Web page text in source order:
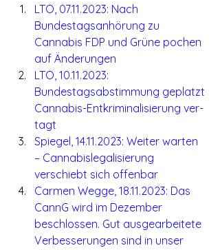
LTO, 07.11.2023: Nach
Bundestagsanhörung zu
Cannabis FDP und Grüne pochen
auf Ände­rungen
LTO, 10.11.2023:
Bundestagsabstimmung geplatzt
Cannabis-Ent­kri­mi­na­li­sie­rung ver­
tagt
Spiegel, 14.11.2023: Weiter warten
– Cannabislegalisierung
verschiebt sich offenbar
Carmen Wegge, 18.11.2023: Das
CannG wird im Dezember
beschlossen. Gut ausgearbeitete
Verbesserungen sind in unser